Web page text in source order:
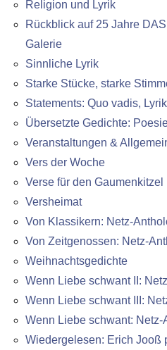
Religion und Lyrik
Rückblick auf 25 Jahre
Galerie
Sinnliche Lyrik
Starke Stücke, starke
Statements: Quo vadis,
Übersetzte Gedichte:
Veranstaltungen &
Vers der Woche
Verse für den Gaumenkitzel
Versheimat
Von Klassikern: Netz-
Von Zeitgenossen: Netz-
Weihnachtsgedichte
Wenn Liebe schwant II:
Wenn Liebe schwant III:
Wenn Liebe schwant: Netz-
Wiedergelesen: Erich Jooß